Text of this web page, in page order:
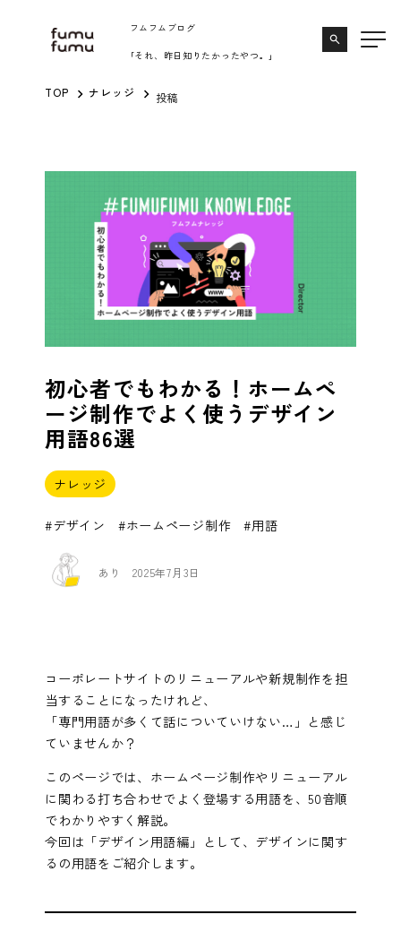
フムフムブログ
｢それ、昨日知りたかったやつ。｣
search
TOP ナレッジ 投稿
初心者でもわかる！ホームペ
ージ制作でよく使うデザイン
用語86選
ナレッジ
デザイン ホームページ制作 用語
あり 2025年7月3日
コーポレートサイトのリニューアルや新規制作を担
当することになったけれど、
「専門用語が多くて話についていけない…」と感じ
ていませんか？
このページでは、ホームページ制作やリニューアル
に関わる打ち合わせでよく登場する用語を、50音順
でわかりやすく解説。
今回は「デザイン用語編」として、デザインに関す
るの用語をご紹介します。